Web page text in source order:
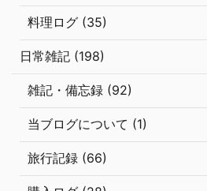
料理ログ (35)
日常雑記 (198)
雑記・備忘録 (92)
当ブログについて (1)
旅行記録 (66)